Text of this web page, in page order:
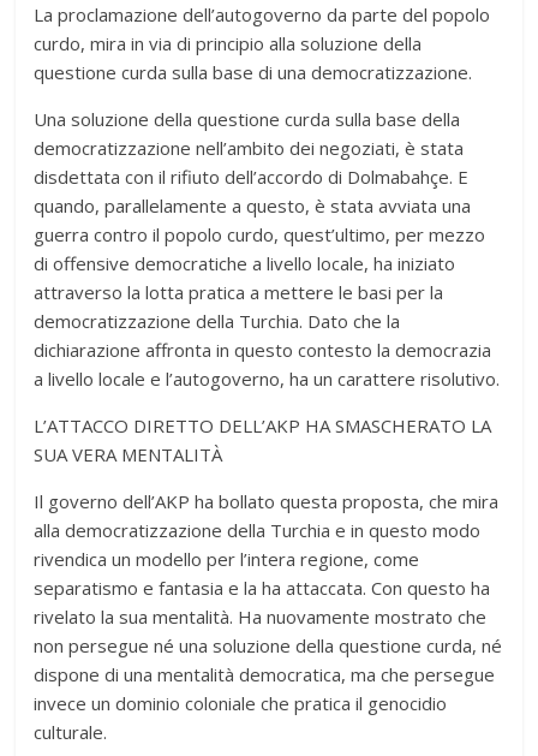
La proclamazione dell’autogoverno da parte del popolo
curdo, mira in via di principio alla soluzione della
questione curda sulla base di una democratizzazione.
Una soluzione della questione curda sulla base della
democratizzazione nell’ambito dei negoziati, è stata
disdettata con il rifiuto dell’accordo di Dolmabahçe. E
quando, parallelamente a questo, è stata avviata una
guerra contro il popolo curdo, quest’ultimo, per mezzo
di offensive democratiche a livello locale, ha iniziato
attraverso la lotta pratica a mettere le basi per la
democratizzazione della Turchia. Dato che la
dichiarazione affronta in questo contesto la democrazia
a livello locale e l’autogoverno, ha un carattere risolutivo.
L’ATTACCO DIRETTO DELL’AKP HA SMASCHERATO LA
SUA VERA MENTALITÀ
Il governo dell’AKP ha bollato questa proposta, che mira
alla democratizzazione della Turchia e in questo modo
rivendica un modello per l’intera regione, come
separatismo e fantasia e la ha attaccata. Con questo ha
rivelato la sua mentalità. Ha nuovamente mostrato che
non persegue né una soluzione della questione curda, né
dispone di una mentalità democratica, ma che persegue
invece un dominio coloniale che pratica il genocidio
culturale.